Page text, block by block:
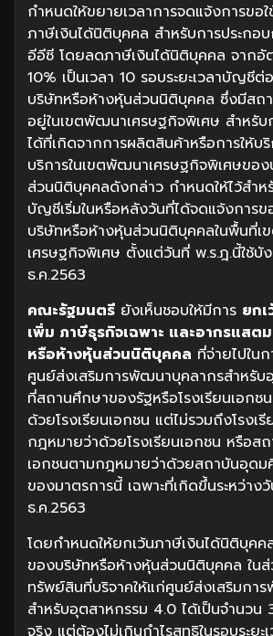
กำหนดให้ขยายเวลาการจดแจ้งการขอ
ภาษีเงินได้นิติบุคคล สำหรับการประกอ
อีอีซี โดยลดภาษีเงินได้นิติบุคคล จากอั
10% เป็นเวลา 10 รอบระยะเวลาบัญชีต่
บริษัทหรือห้างหุ้นส่วนนิติบุคคล ซึ่งมีสถ
อยู่ในเขตพัฒนาเศรษฐกิจพิเศษ สำหรับ
ได้ที่เกิดจากการผลิตสินค้าหรือการให้บริ
บริการในเขตพัฒนาเศรษฐกิจพิเศษขอ
ส่วนนิติบุคคลดังกล่าว กำหนดให้ไว้สำหรั
บัญชีเริ่มในหรือหลังวันที่ได้จดแจ้งการข
บริษัทหรือห้างหุ้นส่วนนิติบุคคลในพื้นที่
เศรษฐกิจพิเศษ ตั้งแต่วันที่ พ.ร.ฎ.นี้ใช้
ธ.ค.2563
คณะรัฐมนตรี ยังเห็นชอบให้มีการ ยก
เพิ่ม ภาษีธุรกิจเฉพาะ และอากรแสต
หรือห้างหุ้นส่วนนิติบุคคล ที่จ่ายไปใน
ศูนย์ส่งเสริมการพัฒนาบุคลากรสำหรับ
ที่สถานศึกษาของรัฐหรือโรงเรียนเอกช
ด้วยโรงเรียนเอกชน แต่ไม่รวมถึงโรงเ
กฎหมายว่าด้วยโรงเรียนเอกชน หรือส
เอกชนตามกฎหมายว่าด้วยสถาบันอุดมศึ
ของมาตรการนี้ เฉพาะที่เกิดขึ้นระหว่าง
ธ.ค.2563
โดยกำหนดให้ยกเว้นภาษีเงินได้นิติบุคค
ของบริษัทหรือห้างหุ้นส่วนนิติบุคคล ในส่
ทรัพย์สินที่บริจาคให้แก่ศูนย์ส่งเสริมกา
สำหรับอุตสาหกรรม 4.0 ได้เป็นจำนวน